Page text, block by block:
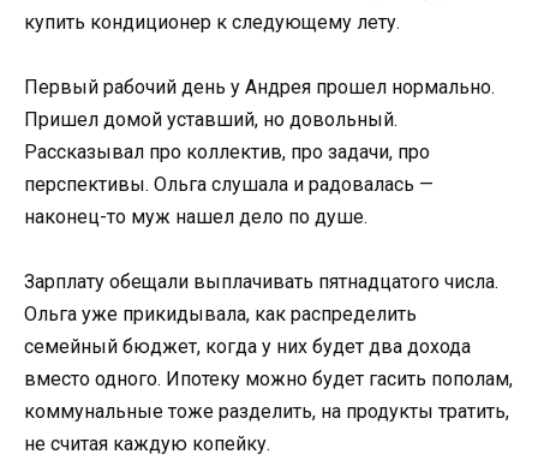
купить кондиционер к следующему лету.
Первый рабочий день у Андрея прошел нормально.
Пришел домой уставший, но довольный.
Рассказывал про коллектив, про задачи, про
перспективы. Ольга слушала и радовалась —
наконец-то муж нашел дело по душе.
Зарплату обещали выплачивать пятнадцатого числа.
Ольга уже прикидывала, как распределить
семейный бюджет, когда у них будет два дохода
вместо одного. Ипотеку можно будет гасить пополам,
коммунальные тоже разделить, на продукты тратить,
не считая каждую копейку.